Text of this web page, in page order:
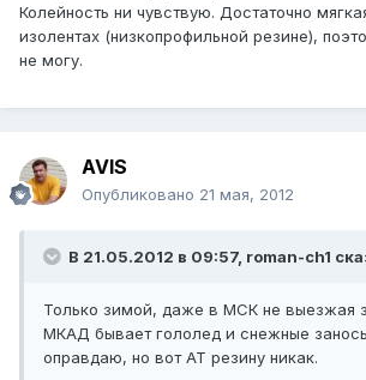
Колейность ни чувствую. Достаточно
изолентах (низкопрофильной резине),
не могу.
AVIS
Опубликовано 21 мая, 2012
В 21.05.2012 в 09:57, roman-ch1
Только зимой, даже в МСК не выезжая
МКАД бывает гололед и снежные
оправдаю, но вот АТ резину никак.